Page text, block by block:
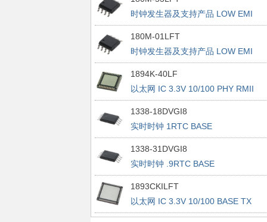
时钟发生器及支持产品 LOW EMI
CLOCK GENERATOR
180M-01LFT
时钟发生器及支持产品 LOW EMI
CLOCK GENERATOR
1894K-40LF
以太网 IC 3.3V 10/100 PHY RMII
1338-18DVGI8
实时时钟 1RTC BASE
1338-31DVGI8
实时时钟 .9RTC BASE
1893CKILFT
以太网 IC 3.3V 10/100 BASE TX
INTEGRATED PHYCEIVER